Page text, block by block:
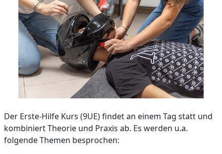
Der Erste-Hilfe Kurs (9UE) findet an einem Tag statt und
kombiniert Theorie und Praxis ab. Es werden u.a.
folgende Themen besprochen: